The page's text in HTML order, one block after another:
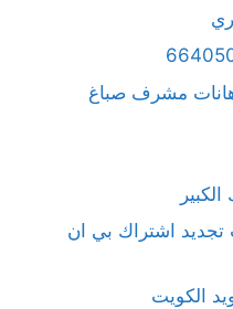
مشرف صباغ
تجديد اشتراك بي ان
الكويت